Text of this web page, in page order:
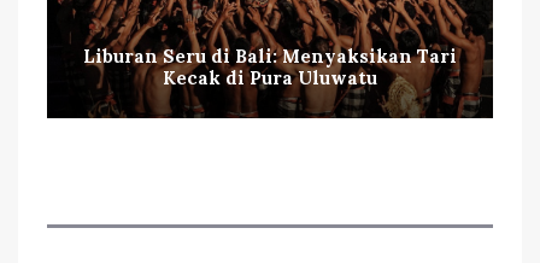
Liburan Seru di Bali: Menyaksikan Tari
Kecak di Pura Uluwatu